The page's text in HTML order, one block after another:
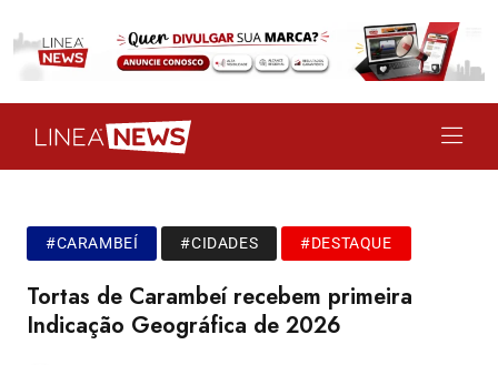
#CARAMBEÍ #CIDADES #DESTAQUE
Tortas de Carambeí recebem primeira
Indicação Geográfica de 2026